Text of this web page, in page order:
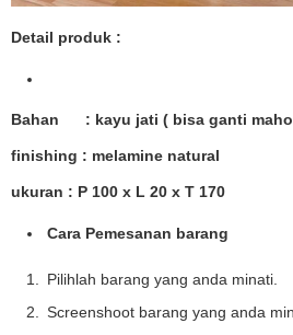
Detail produk :
Bahan : kayu jati ( bisa ganti
finishing : melamine natural
ukuran : P 100 x L 20 x T 170
Cara Pemesanan barang
Pilihlah barang yang anda minati.
Screenshoot barang yang anda